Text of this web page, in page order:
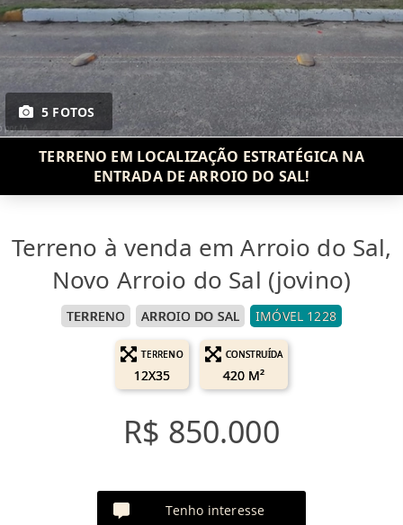
5 FOTOS
TERRENO EM LOCALIZAÇÃO ESTRATÉGICA NA
ENTRADA DE ARROIO DO SAL!
Terreno à venda em Arroio do Sal,
Novo Arroio do Sal (jovino)
TERRENO ARROIO DO SAL IMÓVEL 1228
TERRENO
12X35
CONSTRUÍDA
420 M²
R$ 850.000
Tenho interesse